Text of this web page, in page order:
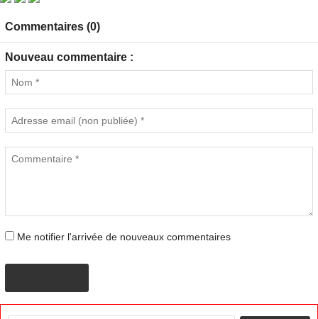
Commentaires (0)
Nouveau commentaire :
Me notifier l'arrivée de nouveaux commentaires